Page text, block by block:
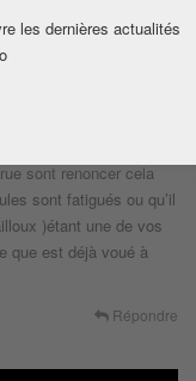
falsification qu’il peut
les Guinéens en
kouyaté pour qu’il
sont renoncer cela
sont fatigués ou qu’il
)étant une de vos
que est déjà voué à
Répondre
les dernières actualités